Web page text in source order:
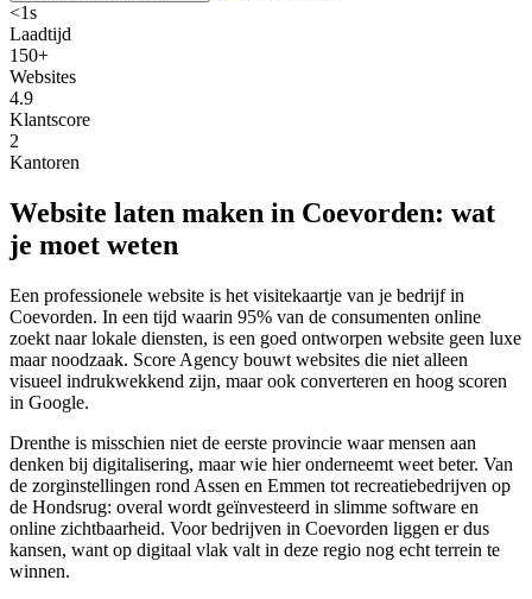
<1s
Laadtijd
150+
Websites
4.9
Klantscore
2
Kantoren
Website laten maken in Coevorden: wat
je moet weten
Een professionele website is het visitekaartje van je bedrijf in
Coevorden. In een tijd waarin 95% van de consumenten online
zoekt naar lokale diensten, is een goed ontworpen website geen luxe
maar noodzaak. Score Agency bouwt websites die niet alleen
visueel indrukwekkend zijn, maar ook converteren en hoog scoren
in Google.
Drenthe is misschien niet de eerste provincie waar mensen aan
denken bij digitalisering, maar wie hier onderneemt weet beter. Van
de zorginstellingen rond Assen en Emmen tot recreatiebedrijven op
de Hondsrug: overal wordt geïnvesteerd in slimme software en
online zichtbaarheid. Voor bedrijven in Coevorden liggen er dus
kansen, want op digitaal vlak valt in deze regio nog echt terrein te
winnen.